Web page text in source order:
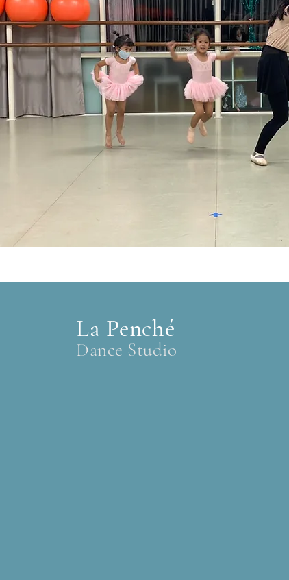
La Penché
Dance Studio